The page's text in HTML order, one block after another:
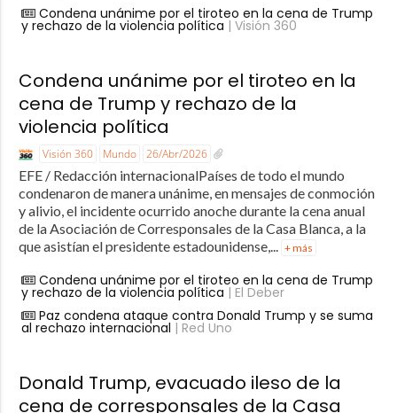
Condena unánime por el tiroteo en la cena de Trump
y rechazo de la violencia política | Visión 360
Condena unánime por el tiroteo en la
cena de Trump y rechazo de la
violencia política
Visión 360 Mundo 26/Abr/2026
EFE / Redacción internacionalPaíses de todo el mundo
condenaron de manera unánime, en mensajes de conmoción
y alivio, el incidente ocurrido anoche durante la cena anual
de la Asociación de Corresponsales de la Casa Blanca, a la
que asistían el presidente estadounidense,...
+ más
Condena unánime por el tiroteo en la cena de Trump
y rechazo de la violencia política | El Deber
Paz condena ataque contra Donald Trump y se suma
al rechazo internacional | Red Uno
Donald Trump, evacuado ileso de la
cena de corresponsales de la Casa